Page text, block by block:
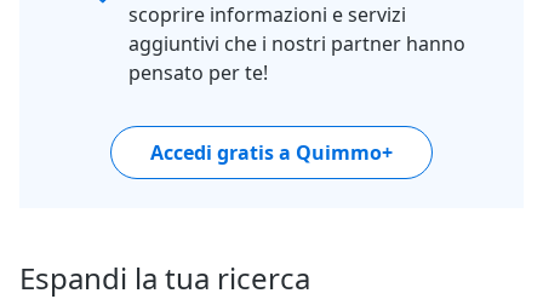
scoprire informazioni e servizi
aggiuntivi che i nostri partner hanno
pensato per te!
Accedi gratis a Quimmo+
Espandi la tua ricerca